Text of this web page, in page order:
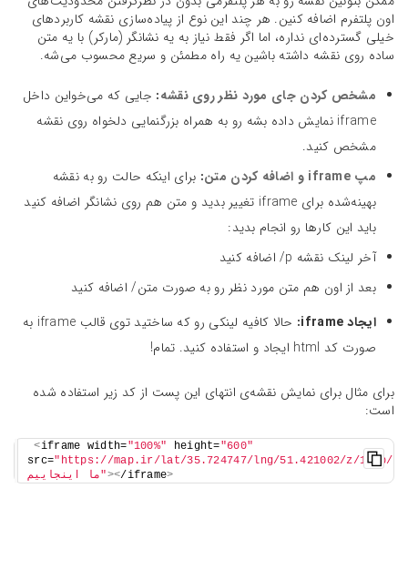
اون پلتفرم اضافه کنین. هر چند این نوع از پیاده‌سازی نقشه کاربردهای
خیلی گسترده‌ای نداره، اما اگر فقط نیاز به یه نشانگر (مارکر) با یه متن
ساده روی نقشه داشته باشین یه راه مطمئن و سریع محسوب می‌شه.
مشخص کردن جای مورد نظر روی نقشه: جایی که می‌خواین داخل
iframe نمایش داده بشه رو به همراه بزرگنمایی دلخواه روی نقشه
مشخص کنید.
مپ iframe و اضافه کردن متن
: برای اینکه حالت رو به نقشه
بهینه‌شده برای iframe تغییر بدید و متن هم روی نشانگر اضافه کنید
باید این کارها رو انجام بدید:
آخر لینک نقشه p/ اضافه کنید
بعد از اون هم متن مورد نظر رو به صورت متن/ اضافه کنید
ایجاد iframe:
حالا کافیه لینکی رو که ساختید توی قالب iframe به
صورت کد html ایجاد و استفاده کنید. تمام!
برای مثال برای نمایش نقشه‌ی انتهای این پست از کد زیر استفاده شده
است:
<iframe width="100%" height="600"
src="https://map.ir/lat/35.724747/lng/51.421002/z/17/p/
ما اینجاییم"></iframe>